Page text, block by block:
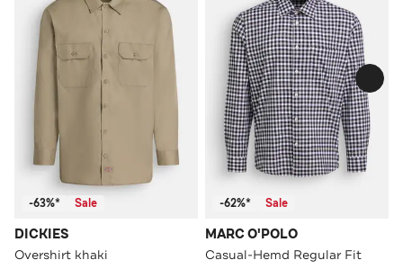
-63%* Sale
DICKIES
Overshirt khaki
-62%* Sale
MARC O'POLO
Casual-Hemd Regular Fit